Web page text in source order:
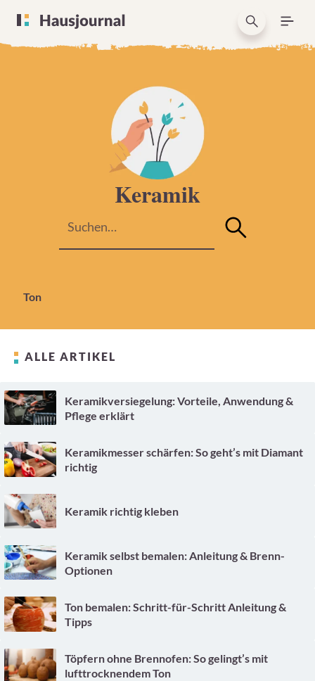
Keramik
Ton
ALLE ARTIKEL
Keramikversiegelung: Vorteile, Anwendung &
Pflege erklärt
Keramikmesser schärfen: So geht’s mit Diamant
richtig
Keramik richtig kleben
Keramik selbst bemalen: Anleitung & Brenn-
Optionen
Ton bemalen: Schritt-für-Schritt Anleitung &
Tipps
Töpfern ohne Brennofen: So gelingt’s mit
lufttrocknendem Ton